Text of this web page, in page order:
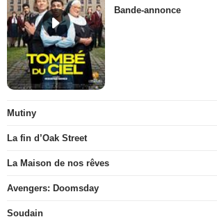
Bande-annonce
Mutiny
La fin d’Oak Street
La Maison de nos rêves
Avengers: Doomsday
Soudain